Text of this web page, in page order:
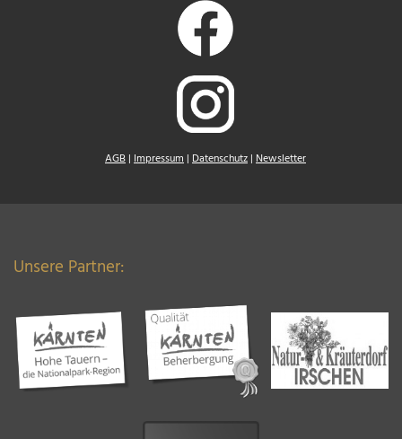
AGB | Impressum | Datenschutz | Newsletter
Unsere Partner: